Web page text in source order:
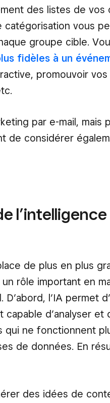
des listes de vos
catégorisation vous
groupe cible.
fidèles à un
promouvoir
par e-mail, mais
de considérer
l’intelligence
de plus en plus
rôle important en
l’IA permet
d’analyser et
qui ne fonctionnent
de données. En
des idées de